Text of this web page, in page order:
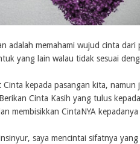
adalah memahami wujud cinta
yang lain walau tidak sesuai
kepada pasangan kita,
Cinta Kasih yang tulus
membisikkan CintaNYA
saya mencintai sifatnya